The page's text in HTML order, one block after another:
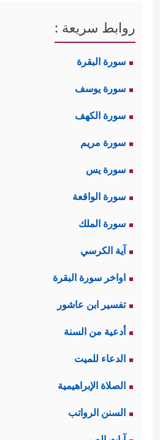
روابط سريعة :
سورة البقرة
سورة يوسف
سورة الكهف
سورة مريم
سورة يس
سورة الواقعة
سورة الملك
آية الكرسي
اواخر سورة البقرة
تفسير ابن عاشور
أدعية من السنة
الدعاء للميت
الصلاة الإبراهيمية
السنن الرواتب